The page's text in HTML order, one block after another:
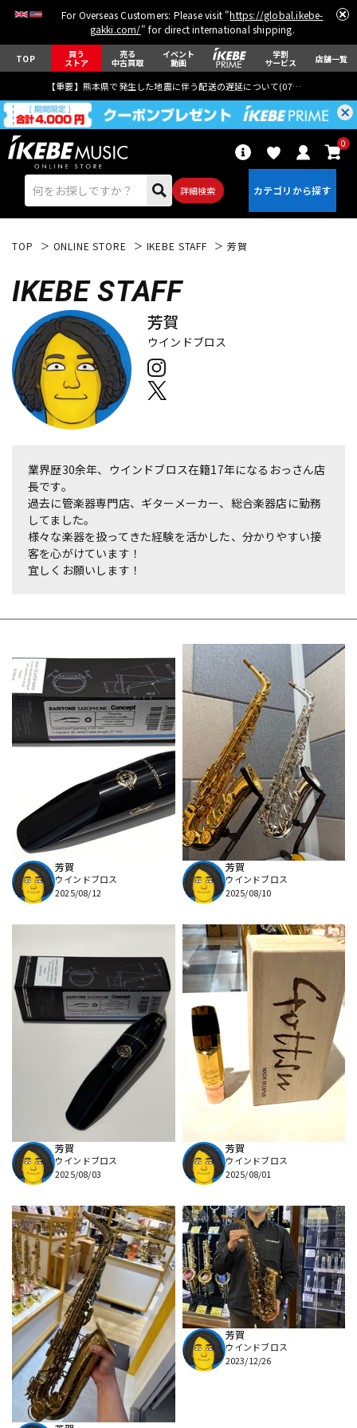
For Overseas Customers: Please visit "https://global.ikebe-
gakki.com/" for direct international shipping.
TOP 買う
ストア
売る
中古買取
イベント
動画
学割
サービス 店舗一覧
【重要】熊本県で発生した地震に伴う配送の遅延について(07月29日
詳細検索
0
エレキギター
ベース
キーボード 電子ピアノ
管楽器
DJ機器 DTM
DTM オンライン納品 レコーディング機器
配信/ライブ機器 楽器アクセサリ
中古 ヴィンテージ
TOP ONLINE STORE IKEBE STAFF 芳賀
IKEBE STAFF
芳賀
ウインドブロス
業界歴30余年、ウインドブロス在籍17年になるおっさん店
長です。
過去に管楽器専門店、ギターメーカー、総合楽器店に勤務
してました。
様々な楽器を扱ってきた経験を活かした、分かりやすい接
客を心がけています！
宜しくお願いします！
芳賀
ウインドブロス
2025/08/12
芳賀
ウインドブロス
2025/08/10
芳賀
ウインドブロス
2025/08/03
芳賀
ウインドブロス
2025/08/01
芳賀
ウインドブロス
2023/12/26